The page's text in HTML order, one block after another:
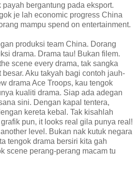
bergantung pada eksport.
je lah economic progress China
mampu spend on entertainment.
produksi team China. Dorang
drama. Drama tau! Bukan filem.
scene every drama, tak sangka
besar. Aku takyah bagi contoh jauh-
drama Ace Troops, kau tengok
kualiti drama. Siap ada adegan
sini. Dengan kapal tentera,
kereta kebal. Tak kisahlah
pun, it looks real gila punya real!
level. Bukan nak kutuk negara
tengok drama bersiri kita gah
scene perang-perang macam tu